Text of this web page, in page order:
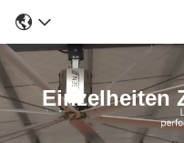
Einzelheiten